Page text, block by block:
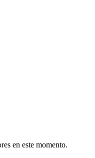
en este momento.